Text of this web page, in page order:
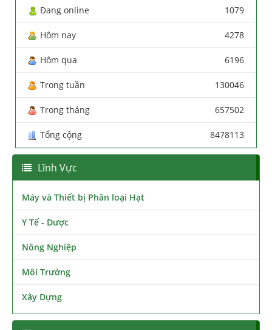
Đang online 1079
Hôm nay 4278
Hôm qua 6196
Trong tuần 130046
Trong tháng 657502
Tổng cộng 8478113
Lĩnh Vực
Máy và Thiết bị Phân loại Hạt
Y Tế - Dược
Nông Nghiệp
Môi Trường
Xây Dựng